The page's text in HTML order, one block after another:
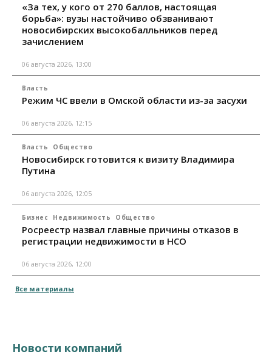
«За тех, у кого от 270 баллов, настоящая
борьба»: вузы настойчиво обзванивают
новосибирских высокобалльников перед
зачислением
06 августа 2026, 13:00
Власть
Режим ЧС ввели в Омской области из-за засухи
06 августа 2026, 12:15
Власть Общество
Новосибирск готовится к визиту Владимира
Путина
06 августа 2026, 12:05
Бизнес Недвижимость Общество
Росреестр назвал главные причины отказов в
регистрации недвижимости в НСО
06 августа 2026, 12:00
Все материалы
Новости компаний